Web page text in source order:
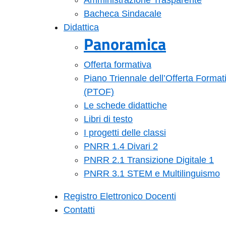
Bacheca Sindacale
Didattica
Panoramica
Offerta formativa
Piano Triennale dell’Offerta
(PTOF)
Le schede didattiche
Libri di testo
I progetti delle classi
PNRR 1.4 Divari 2
PNRR 2.1 Transizione Digitale 1
PNRR 3.1 STEM e Multilinguismo
Registro Elettronico Docenti
Contatti